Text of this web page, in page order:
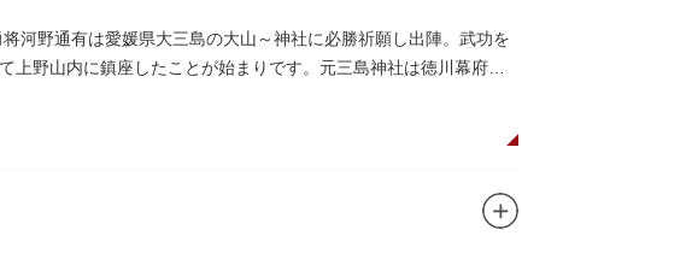
河野通有は愛媛県大三島の大山～神社に必勝祈願し出陣。武功を
野山内に鎮座したことが始まりです。元三島神社は徳川幕府か